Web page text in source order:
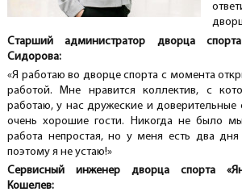
Старший администратор дворца
Сидорова:
«Я работаю во дворце спорта с момента
работой. Мне нравится коллектив, с
работаю, у нас дружеские и
очень хорошие гости. Никогда не было
работа непростая, но у меня есть два
поэтому я не устаю!»
Сервисный инженер дворца спорта
Кошелев: